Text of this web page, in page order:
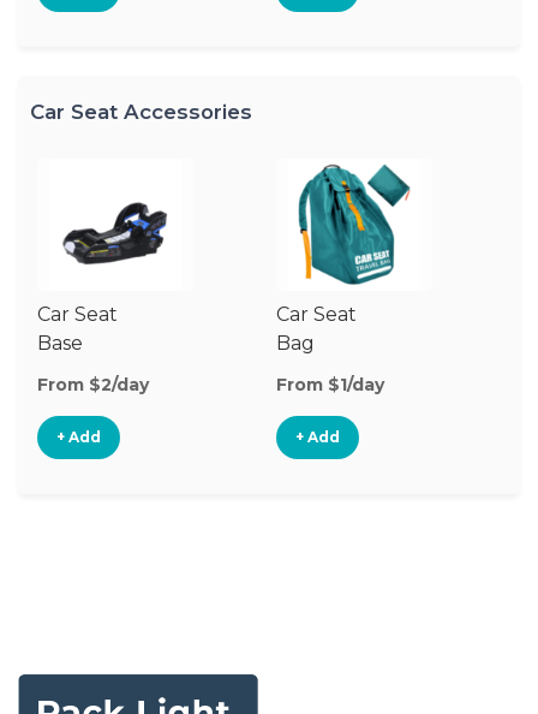
Car Seat Accessories
Car Seat
Base
From $2/day
+ Add
Car Seat
Bag
From $1/day
+ Add